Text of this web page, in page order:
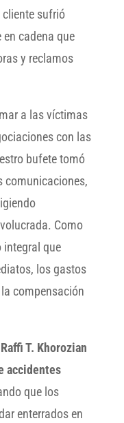
cliente sufrió
en cadena que
y reclamos
a las víctimas
con las
bufete tomó
comunicaciones,
Como
integral que
los gastos
compensación
Raffi T. Khorozian
accidentes
que los
enterrados en